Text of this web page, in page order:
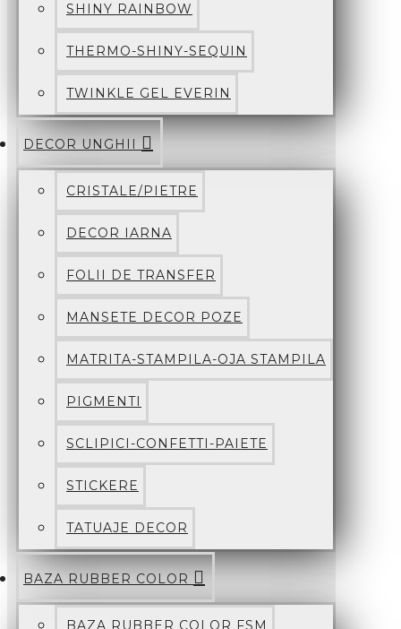
SHINY RAINBOW
THERMO-SHINY-SEQUIN
TWINKLE GEL EVERIN
DECOR UNGHII
CRISTALE/PIETRE
DECOR IARNA
FOLII DE TRANSFER
MANSETE DECOR POZE
MATRITA-STAMPILA-OJA STAMPILA
PIGMENTI
SCLIPICI-CONFETTI-PAIETE
STICKERE
TATUAJE DECOR
BAZA RUBBER COLOR
BAZA RUBBER COLOR FSM